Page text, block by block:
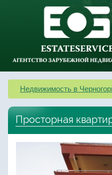
Недвижимость в
Просторная